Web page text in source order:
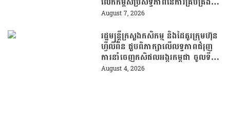
សំណល់
August 7, 2026
រដ្ឋមន្រ្តីក្រសួងកសិកម្ម និងដៃគូរក្រុមហ៊ុន
ហ្វីលីពីន ជួបពិភាក្សាលើលទ្ធភាពជំរុញ
ការនាំចេញកសិផលអង្ករកម្ពុជា ចូលទី
ផ្សារហ្វីលីពីន
August 4, 2026